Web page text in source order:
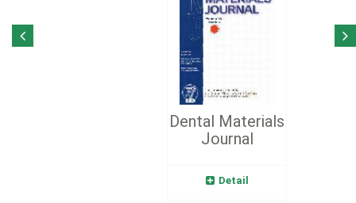
Dental Materials
Journal
Detail